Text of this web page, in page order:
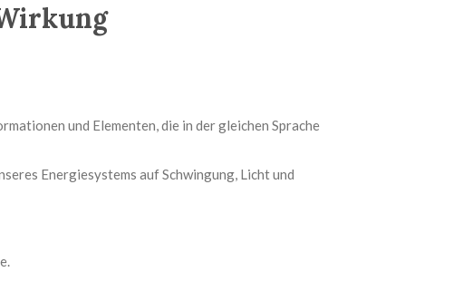
und Elementen, die in der gleichen Sprache
Energiesystems auf Schwingung, Licht und